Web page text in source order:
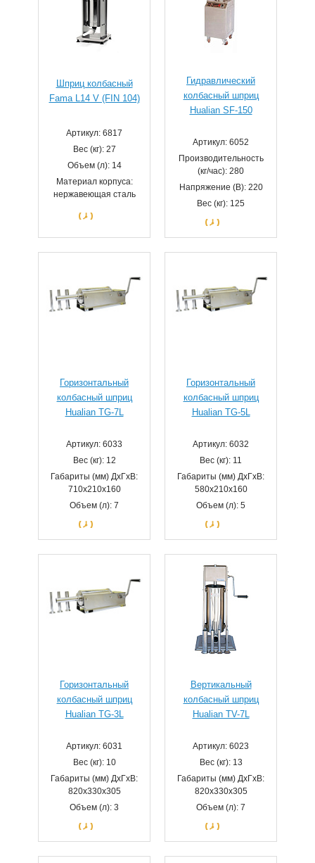
Шприц колбасный
Fama L14 V (FIN 104)
Артикул: 6817
Вес (кг): 27
Объем (л): 14
Материал корпуса:
нержавеющая сталь
Гидравлический
колбасный шприц
Hualian SF-150
Артикул: 6052
Производительность
(кг/час): 280
Напряжение (В): 220
Вес (кг): 125
Горизонтальный
колбасный шприц
Hualian TG-7L
Артикул: 6033
Вес (кг): 12
Габариты (мм) ДхГхВ:
710х210х160
Объем (л): 7
Горизонтальный
колбасный шприц
Hualian TG-5L
Артикул: 6032
Вес (кг): 11
Габариты (мм) ДхГхВ:
580х210х160
Объем (л): 5
Горизонтальный
колбасный шприц
Hualian TG-3L
Артикул: 6031
Вес (кг): 10
Габариты (мм) ДхГхВ:
820х330х305
Объем (л): 3
Вертикальный
колбасный шприц
Hualian TV-7L
Артикул: 6023
Вес (кг): 13
Габариты (мм) ДхГхВ:
820х330х305
Объем (л): 7